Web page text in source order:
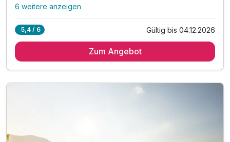
Alle Inklusivleistungen
4 x reichhaltiges Frühstück vom Buffet
inkl. Nutzung Relax Sauna & Ruheraum
6 weitere anzeigen
5,4 / 6 Gültig bis 04.12.2026
Zum Angebot